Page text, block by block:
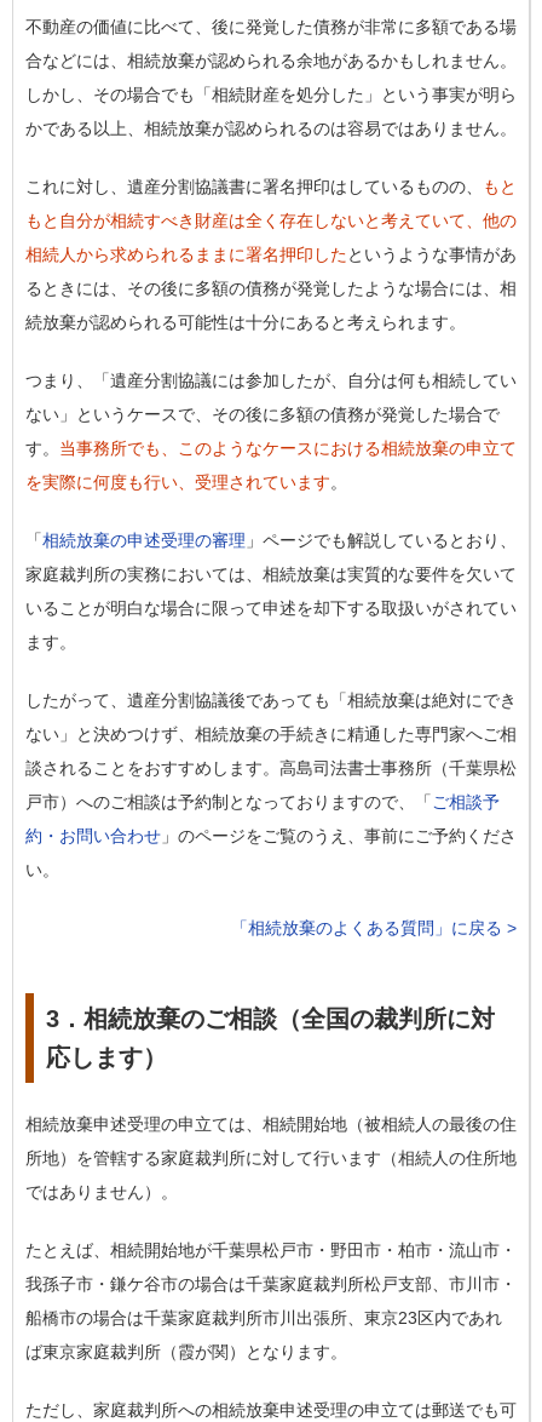
不動産の価値に比べて、後に発覚した債務が非常に多額である場
合などには、相続放棄が認められる余地があるかもしれません。
しかし、その場合でも「相続財産を処分した」という事実が明ら
かである以上、相続放棄が認められるのは容易ではありません。
これに対し、遺産分割協議書に署名押印はしているものの、
もと
もと自分が相続すべき財産は全く存在しないと考えていて、他の
相続人から求められるままに署名押印したというような事情があ
るときには、その後に多額の債務が発覚したような場合には、相
続放棄が認められる可能性は十分にあると考えられます。
つまり、「遺産分割協議には参加したが、自分は何も相続してい
ない」というケースで、その後に多額の債務が発覚した場合で
す。 当事務所でも、このようなケースにおける相続放棄の申立て
を実際に何度も行い、受理されています。
「相続放棄の申述受理の審理 」ページでも解説しているとおり、
家庭裁判所の実務においては、相続放棄は実質的な要件を欠いて
いることが明白な場合に限って申述を却下する取扱いがされてい
ます。
したがって、遺産分割協議後であっても「相続放棄は絶対にでき
ない」と決めつけず、相続放棄の手続きに精通した専門家へご相
談されることをおすすめします。高島司法書士事務所（千葉県松
戸市）へのご相談は予約制となっておりますので、「ご相談予
約・お問い合わせ 」のページをご覧のうえ、事前にご予約くださ
い。
「相続放棄のよくある質問」に戻る >
3．相続放棄のご相談（全国の裁判所に対
応します）
相続放棄申述受理の申立ては、相続開始地（被相続人の最後の住
所地）を管轄する家庭裁判所に対して行います（相続人の住所地
ではありません）。
たとえば、相続開始地が千葉県松戸市・野田市・柏市・流山市・
我孫子市・鎌ケ谷市の場合は千葉家庭裁判所松戸支部、市川市・
船橋市の場合は千葉家庭裁判所市川出張所、東京23区内であれ
ば東京家庭裁判所（霞が関）となります。
ただし、家庭裁判所への相続放棄申述受理の申立ては郵送でも可